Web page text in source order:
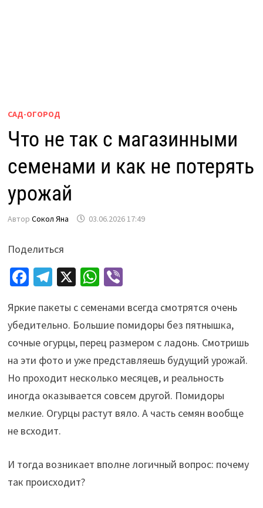
САД-ОГОРОД
Что не так с магазинными
семенами и как не потерять
урожай
Автор Сокол Яна 03.06.2026 17:49
Поделиться
Fa
b
o
o
k
Te
gr
a
m
X W
at
sA
p
p
Vi
er
Яркие пакеты с семенами всегда смотрятся очень
убедительно. Большие помидоры без пятнышка,
сочные огурцы, перец размером с ладонь. Смотришь
на эти фото и уже представляешь будущий урожай.
Но проходит несколько месяцев, и реальность
иногда оказывается совсем другой. Помидоры
мелкие. Огурцы растут вяло. А часть семян вообще
не всходит.
И тогда возникает вполне логичный вопрос: почему
так происходит?